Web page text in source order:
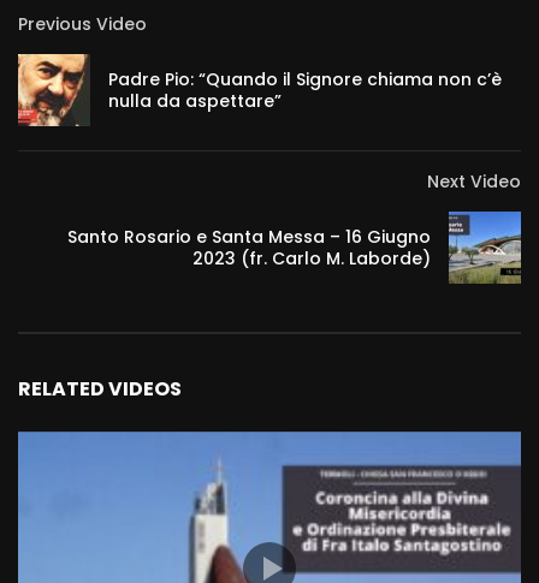
Previous Video
Padre Pio: “Quando il Signore chiama non c’è
nulla da aspettare”
Next Video
Santo Rosario e Santa Messa – 16 Giugno
2023 (fr. Carlo M. Laborde)
RELATED VIDEOS